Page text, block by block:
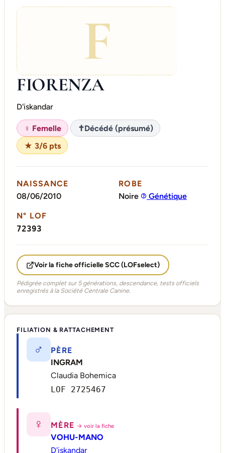
F
FIORENZA
D'iskandar
♀ Femelle ✝Décédé (présumé)
★ 3/6 pts
NAISSANCE
08/06/2010
ROBE
Noire
Génétique
N° LOF
72393
Voir la fiche officielle SCC (LOFselect)
Pédigrée complet sur 5 générations, descendance, tests officiels
enregistrés à la Société Centrale Canine.
FILIATION & RATTACHEMENT
♂
PÈRE
INGRAM
Claudia Bohemica
LOF 2725467
♀ MÈRE → voir la fiche
VOHU-MANO
D'iskandar